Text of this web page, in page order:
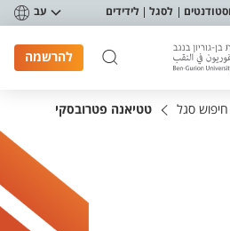
לסגל לידידים עב
להרשמה
סגל טטיאנה פטרובסקי